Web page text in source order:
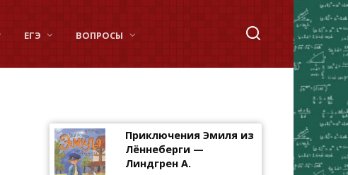
ЕГЭ ВОПРОСЫ
Приключения Эмиля из
Лённеберги —
Линдгрен А.